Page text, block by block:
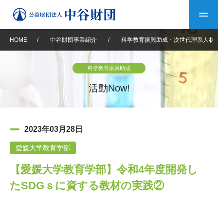
中谷財団について
設立趣意書
沿革 40年史デジタルブック
中谷財団40年史
中谷財団事業紹介
神戸賞 長期大型研究助成
中谷財団動画紹介
その他情報
HOME / 中谷財団事業紹介 / 科学教育振興助成・次世代理系人材
科学教育振興助成
活動Now!
2023年03月28日
愛媛大学教育学部
【愛媛大学教育学部】令和4年度開発し
たSDGｓに資する教材の実践②